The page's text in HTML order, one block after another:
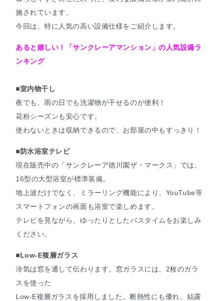
施されています。
今回は、特に人気の高い設備仕様をご紹介します。
あると嬉しい！「サンクレーアマンション」の人気設備ラ
ンキング
■室内物干し
夜でも、雨の日でも洗濯物が干せるのが便利！
花粉シーズンも安心です。
使わないときは収納できるので、お部屋の中もすっきり！
■防水浴室テレビ
現在販売中の「サンクレーア徳川園ザ・マークス」では、
16型の大型浴室が標準装備。
地上波だけでなく、ミラーリング機能により、YouTube等
スマートフォンの画面も浴室で楽しめます。
テレビを見ながら、ゆったりとしたバスタイムをお楽しみ
ください。
■Low-E複層ガラス
冷気は窓を通して伝わります。窓ガラスには、2枚のガラ
スを使った
Low-E複層ガラスを採用しました。断熱性にも優れ、結露